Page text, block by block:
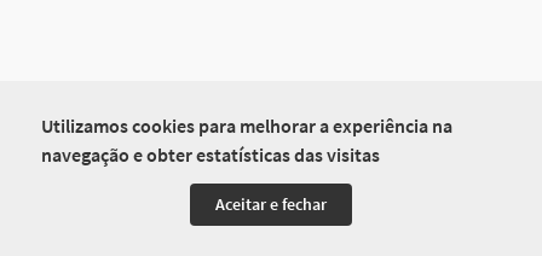
Utilizamos cookies para melhorar a experiência na
navegação e obter estatísticas das visitas
Aceitar e fechar